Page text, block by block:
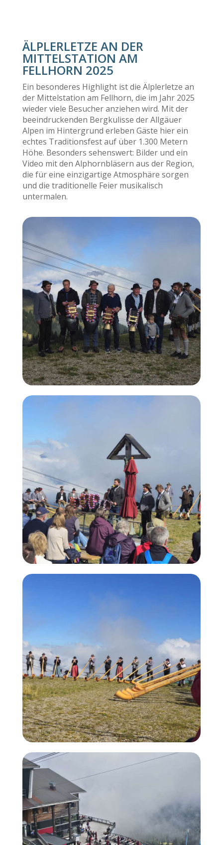
ÄLPLERLETZE AN DER
MITTELSTATION AM
FELLHORN 2025
Ein besonderes Highlight ist die Älplerletze an
der Mittelstation am Fellhorn, die im Jahr 2025
wieder viele Besucher anziehen wird. Mit der
beeindruckenden Bergkulisse der Allgäuer
Alpen im Hintergrund erleben Gäste hier ein
echtes Traditionsfest auf über 1.300 Metern
Höhe. Besonders sehenswert: Bilder und ein
Video mit den Alphornbläsern aus der Region,
die für eine einzigartige Atmosphäre sorgen
und die traditionelle Feier musikalisch
untermalen.